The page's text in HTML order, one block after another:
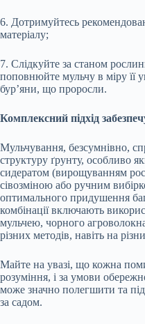
6. Дотримуйтесь
матеріалу;
7. Слідкуйте за станом
поповнюйте мульчу в міру її
бур’яни, що проросли.
Комплексний підхід
Мульчування, безсумнівно,
структуру ґрунту, особливо
сидератом (вирощуванням
сівозміною або ручним
оптимального придушення
комбінації включають
мульчею, чорного
різних методів, навіть на
Майте на увазі, що кожна
розуміння, і за умови
може значно полегшити та
за садом.